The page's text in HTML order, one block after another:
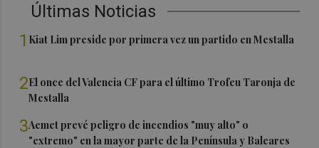
Últimas Noticias
1 Kiat Lim preside por primera vez un partido en Mestalla
2El once del Valencia CF para el último Trofeu Taronja de
Mestalla
3Aemet prevé peligro de incendios "muy alto" o
"extremo" en la mayor parte de la Península y Baleares